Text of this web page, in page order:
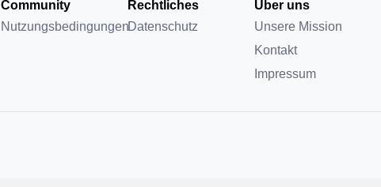
Community
Nutzungsbedingungen
Rechtliches
Datenschutz
Über uns
Unsere Mission
Kontakt
Impressum